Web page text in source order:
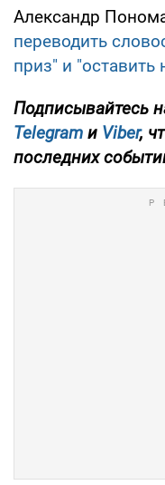
Александр
переводить
приз" и
Подписывайтесь
Telegram и Viber,
последних